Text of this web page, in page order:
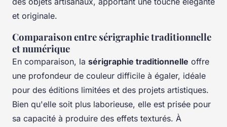
et originale.
Comparaison entre sérigraphie traditionnelle
et numérique
En comparaison, la sérigraphie traditionnelle offre
une profondeur de couleur difficile à égaler, idéale
pour des éditions limitées et des projets artistiques.
Bien qu'elle soit plus laborieuse, elle est prisée pour
sa capacité à produire des effets texturés. À